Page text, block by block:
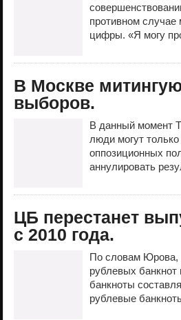
противном случае
цифры. «Я могу
В Москве
выборов.
В данный момент
люди могут
оппозиционных
аннулировать
ЦБ перестанет
с 2010 года.
По словам Юрова,
рублевых
банкноты
рублевые